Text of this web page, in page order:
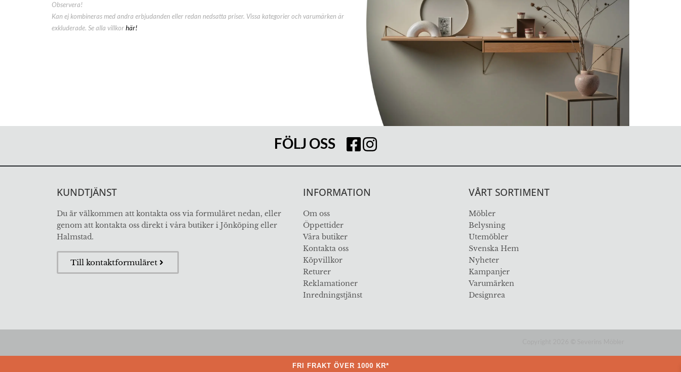
Observera!
Kan ej kombineras med andra erbjudanden eller redan nedsatta priser. Vissa kategorier och varumärken är
exkluderade. Se alla villkorhär!
FÖLJ OSS
KUNDTJÄNST
Du är välkommen att kontakta oss via formuläret nedan, eller
genom att kontakta oss direkt i våra butiker i Jönköping eller
Halmstad.
Till kontaktformuläret
INFORMATION
Om oss
Öppettider
Våra butiker
Kontakta oss
Köpvillkor
Returer
Reklamationer
Inredningstjänst
VÅRT SORTIMENT
Möbler
Belysning
Utemöbler
Svenska Hem
Nyheter
Kampanjer
Varumärken
Designrea
FRI FRAKT ÖVER 1000 KR*